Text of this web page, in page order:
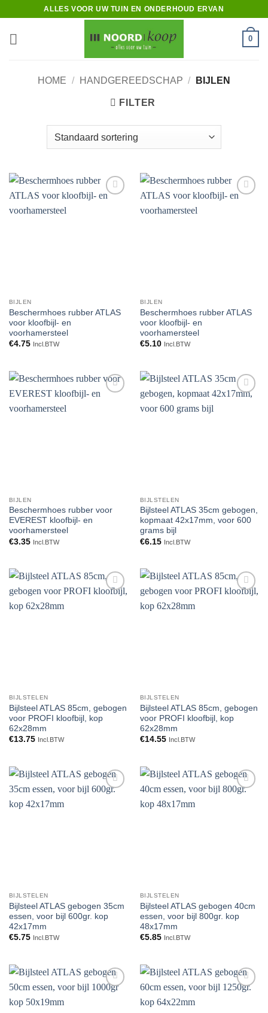
inhoud
ALLES VOOR UW TUIN EN ONDERHOUD ERVAN
0
HOME / HANDGEREEDSCHAP / BIJLEN
FILTER
BIJLEN
Beschermhoes rubber ATLAS
voor kloofbijl- en
voorhamersteel
€4.75 Incl.BTW
BIJLEN
Beschermhoes rubber ATLAS
voor kloofbijl- en
voorhamersteel
€5.10 Incl.BTW
BIJLEN
Beschermhoes rubber voor
EVEREST kloofbijl- en
voorhamersteel
€3.35 Incl.BTW
BIJLSTELEN
Bijlsteel ATLAS 35cm gebogen,
kopmaat 42x17mm, voor 600
grams bijl
€6.15 Incl.BTW
BIJLSTELEN
Bijlsteel ATLAS 85cm, gebogen
voor PROFI kloofbijl, kop
62x28mm
€13.75 Incl.BTW
BIJLSTELEN
Bijlsteel ATLAS 85cm, gebogen
voor PROFI kloofbijl, kop
62x28mm
€14.55 Incl.BTW
BIJLSTELEN
Bijlsteel ATLAS gebogen 35cm
essen, voor bijl 600gr. kop
42x17mm
€5.75 Incl.BTW
BIJLSTELEN
Bijlsteel ATLAS gebogen 40cm
essen, voor bijl 800gr. kop
48x17mm
€5.85 Incl.BTW
Toevoegen
Toevoegen